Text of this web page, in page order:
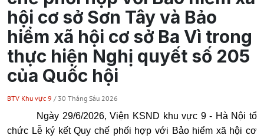
hội cơ sở Sơn Tây và Bảo
hiểm xã hội cơ sở Ba Vì trong
thực hiện Nghị quyết số 205
của Quốc hội
BTV Khu vực 9 / 30 Tháng Sáu 2026
Ngày 29/6/2026, Viện KSND khu vực 9 - Hà Nội tổ
chức Lễ ký kết Quy chế phối hợp với Bảo hiểm xã hội cơ